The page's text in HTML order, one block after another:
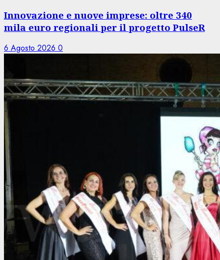
Innovazione e nuove imprese: oltre 340
mila euro regionali per il progetto PulseR
6 Agosto 2026 0